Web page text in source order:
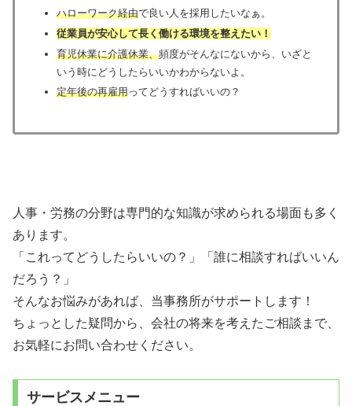
ハローワーク経由で良い人を採用したいなぁ。
従業員が安心して長く働ける環境を整えたい！
育児休業に介護休業、頻度がそんなにないから、いざと
いう時にどうしたらいいかわからないよ。
定年後の再雇用ってどうすればいいの？
人事・労務の分野は専門的な知識が求められる場面も多く
あります。
「これってどうしたらいいの？」「誰に相談すればいいん
だろう？」
そんなお悩みがあれば、当事務所がサポートします！
ちょっとした疑問から、会社の将来を考えたご相談まで、
お気軽にお問い合わせください。
サービスメニュー